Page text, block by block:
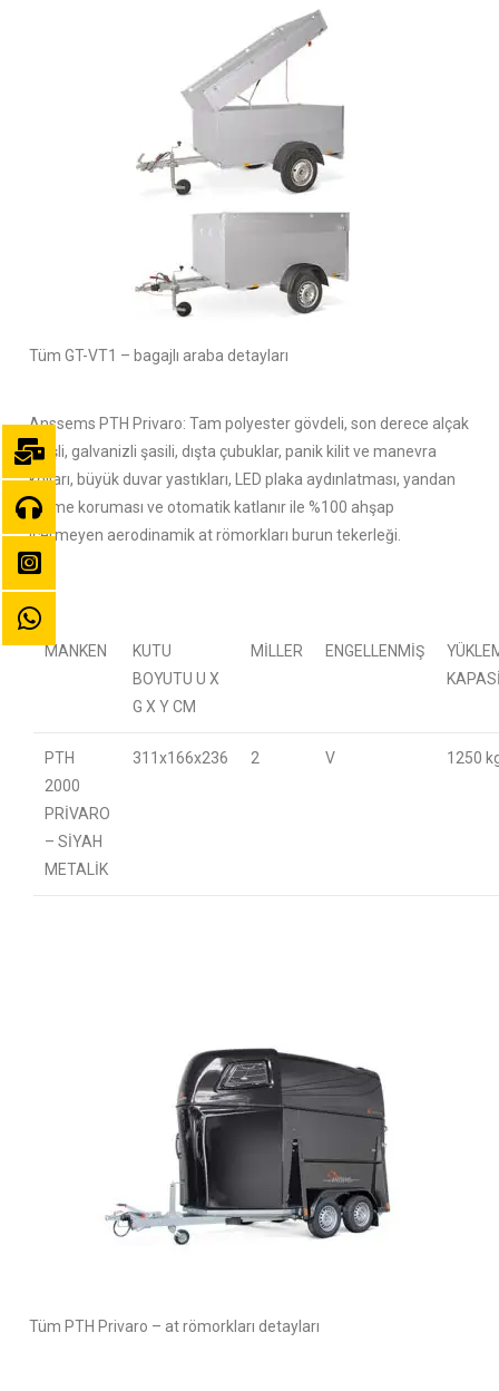
Tüm GT-VT1 – bagajlı araba detayları
Anssems PTH Privaro: Tam polyester gövdeli, son derece alçak
girişli, galvanizli şasili, dışta çubuklar, panik kilit ve manevra
kolları, büyük duvar yastıkları, LED plaka aydınlatması, yandan
tekme koruması ve otomatik katlanır ile %100 ahşap
içermeyen aerodinamik at römorkları burun tekerleği.
MANKEN
KUTU
BOYUTU U X
G X Y CM
MILLER ENGELLENMIŞ
PTH
2000
PRIVARO
– SIYAH
METALIK
311x166x236 2 V 1250
Tüm PTH Privaro – at römorkları detayları